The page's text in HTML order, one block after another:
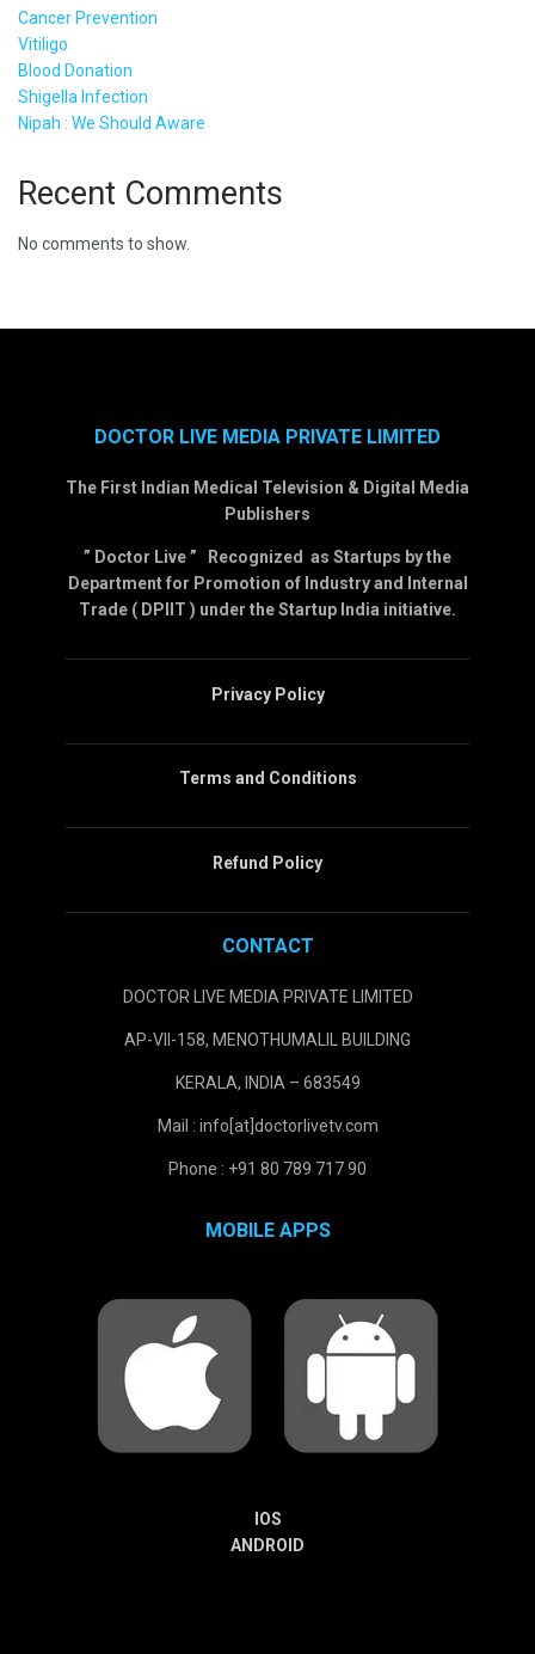
Cancer Prevention
Vitiligo
Blood Donation
Shigella Infection
Nipah : We Should Aware
Recent Comments
No comments to show.
DOCTOR LIVE MEDIA PRIVATE LIMITED
The First Indian Medical Television & Digital Media
Publishers
” Doctor Live ” Recognized as Startups by the
Department for Promotion of Industry and Internal
Trade ( DPIIT ) under the Startup India initiative.
Privacy Policy
Terms and Conditions
Refund Policy
CONTACT
DOCTOR LIVE MEDIA PRIVATE LIMITED
AP-VII-158, MENOTHUMALIL BUILDING
KERALA, INDIA – 683549
Mail : info[at]doctorlivetv.com
Phone : +91 80 789 717 90
MOBILE APPS
IOS
ANDROID